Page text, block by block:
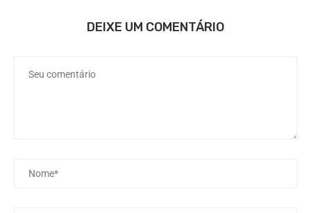
DEIXE UM COMENTÁRIO